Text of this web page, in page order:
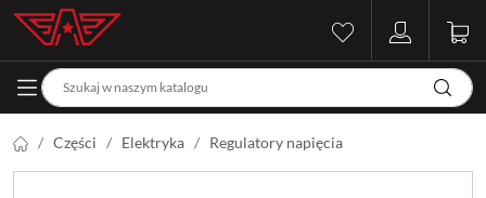
Części Elektryka Regulatory napięcia